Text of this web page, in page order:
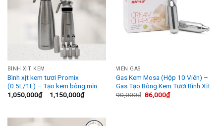
BÌNH XỊT KEM
Bình xịt kem tươi Promix
(0.5L/1L) – Tạo kem bông mịn
1,050,000₫ – 1,150,000₫Khoảng
giá:
đến
VIÊN GAS
Gas Kem Mosa (Hộp 10 Viên) –
Gas Tạo Bông Kem Tươi Bình Xịt
90,000₫ Giá
gốc
86,000₫Giá
hiện